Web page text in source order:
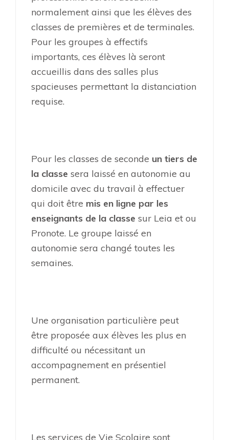
normalement ainsi que les élèves des
classes de premières et de terminales.
Pour les groupes à effectifs
importants, ces élèves là seront
accueillis dans des salles plus
spacieuses permettant la distanciation
requise.
Pour les classes de seconde un tiers de
la classe sera laissé en autonomie au
domicile avec du travail à effectuer
qui doit être mis en ligne par les
enseignants de la classe sur Leia et ou
Pronote. Le groupe laissé en
autonomie sera changé toutes les
semaines.
Une organisation particulière peut
être proposée aux élèves les plus en
difficulté ou nécessitant un
accompagnement en présentiel
permanent.
Les services de Vie Scolaire sont